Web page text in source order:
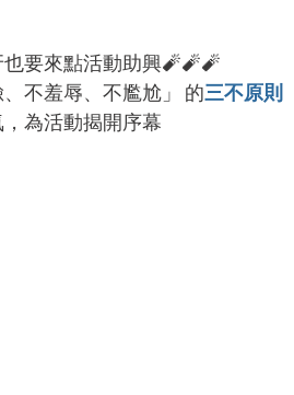
要來點活動助興🧨🧨🧨
不羞辱、不尷尬」 的三不原則
為活動揭開序幕